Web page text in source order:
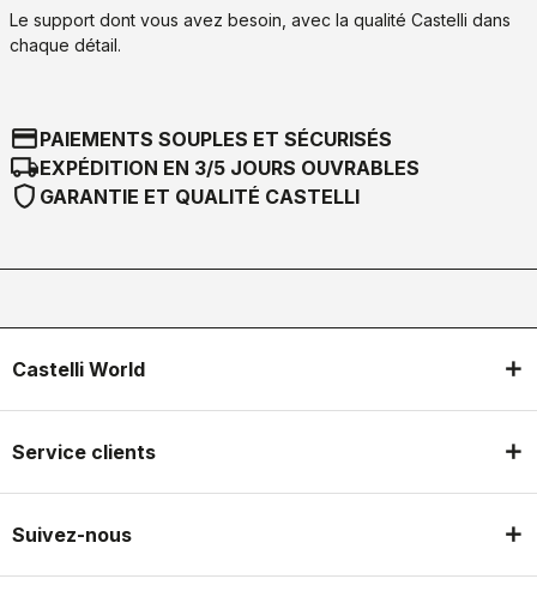
Le support dont vous avez besoin, avec la qualité Castelli dans
chaque détail.
credit_cardPAIEMENTS SOUPLES ET SÉCURISÉS
local_shippingEXPÉDITION EN 3/5 JOURS OUVRABLES
shield GARANTIE ET QUALITÉ CASTELLI
Castelli World
Service clients
Suivez-nous